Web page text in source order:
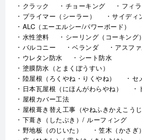
クラック チョーキング
フィ
プライマー（シーラー）
サイディ
ALC（エーエルシー/パワーボード）
水性塗料
シーリング（コーキング
バルコニー
ベランダ
アスフ
ウレタン防水
シート防水
塗膜防水（とまくぼうすい）
陸屋根（ろくやね・りくやね）
セ
日本瓦屋根（にほんがわらやね）
屋根カバー工法
屋根葺き替え工事（やねふきかえこうじ
下葺き（したぶき）/ ルーフィング
野地板（のじいた）
笠木（かさぎ）